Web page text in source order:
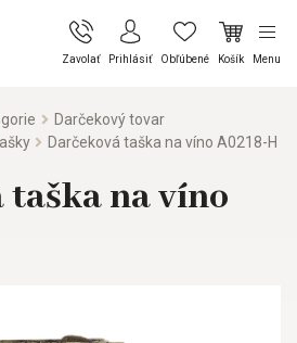
Zavolať Prihlásiť Obľúbené Košík Menu
Darčekový tovar
Darčeková taška na víno A0218-H
taška na víno